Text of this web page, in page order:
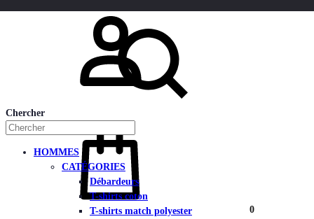
0
Chercher
HOMMES
CATÉGORIES
Débardeurs
T-shirts coton
T-shirts match polyester